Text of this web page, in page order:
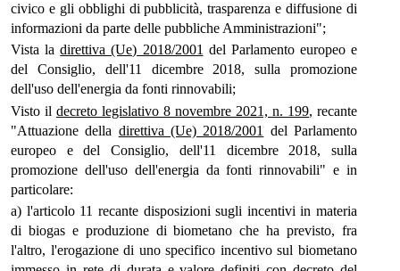
civico e gli obblighi di pubblicità, trasparenza e diffusione di
informazioni da parte delle pubbliche Amministrazioni";
Vista ladirettiva (Ue) 2018/2001 del Parlamento europeo e
del Consiglio, dell'11 dicembre 2018, sulla promozione
dell'uso dell'energia da fonti rinnovabili;
Visto il decreto legislativo 8 novembre 2021, n. 199, recante
"Attuazione della direttiva (Ue) 2018/2001
del Parlamento
europeo e del Consiglio, dell'11 dicembre 2018, sulla
promozione dell'uso dell'energia da fonti rinnovabili" e in
particolare:
a) l'articolo 11 recante disposizioni sugli incentivi in materia
di biogas e produzione di biometano che ha previsto, fra
l'altro, l'erogazione di uno specifico incentivo sul biometano